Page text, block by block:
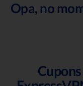
Opa, no